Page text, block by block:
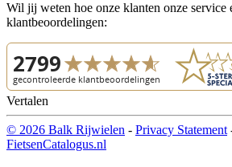
Wil jij weten hoe onze klanten onze service
klantbeoordelingen:
Vertalen
© 2026 Balk Rijwielen - Privacy Statement
FietsenCatalogus.nl